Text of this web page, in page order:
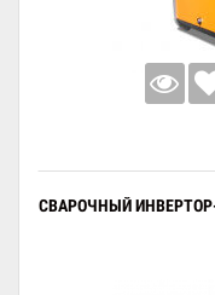
СВАРОЧНЫЙ ИНВЕРТОР-